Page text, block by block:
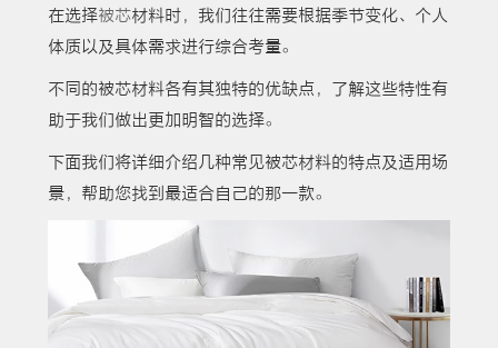
在选择被芯材料时，我们往往需要根据季节变化、个人
体质以及具体需求进行综合考量。
不同的被芯材料各有其独特的优缺点，了解这些特性有
助于我们做出更加明智的选择。
下面我们将详细介绍几种常见被芯材料的特点及适用场
景，帮助您找到最适合自己的那一款。